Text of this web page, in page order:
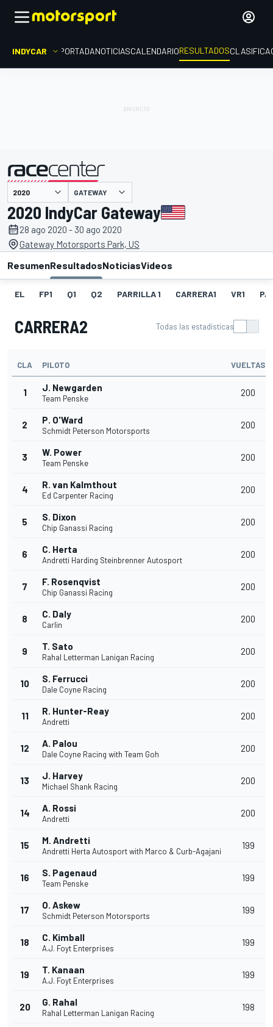
INDYCAR PORTADANOTICIASCALENDARIORESULTADOS
presentado por GATEWAY
2020 IndyCar Gateway
28 ago 2020 - 30 ago 2020
Gateway Motorsports Park, US
ResumenResultadosNoticiasVideos
EL FP1 Q1 Q2 PARRILLA 1 CARRERA1 VR1
CARRERA2 Todas las estadísticas
CLA PILOTO VUELTAS
1 J. Newgarden
Team Penske
200
2 P. O'Ward
Schmidt Peterson Motorsports
200
3 W. Power
Team Penske
200
4 R. van Kalmthout
Ed Carpenter Racing
200
5 S. Dixon
Chip Ganassi Racing
200
6 C. Herta
Andretti Harding Steinbrenner Autosport
200
7 F. Rosenqvist
Chip Ganassi Racing
200
8 C. Daly
Carlin
200
9 T. Sato
Rahal Letterman Lanigan Racing
200
10 S. Ferrucci
Dale Coyne Racing
200
11 R. Hunter-Reay
Andretti
200
12 A. Palou
Dale Coyne Racing with Team Goh
200
13 J. Harvey
Michael Shank Racing
200
14 A. Rossi
Andretti
200
15 M. Andretti
Andretti Herta Autosport with Marco & Curb-Agajani
199
16 S. Pagenaud
Team Penske
199
17 O. Askew
Schmidt Peterson Motorsports
199
18 C. Kimball
A.J. Foyt Enterprises
199
19 T. Kanaan
A.J. Foyt Enterprises
199
20 G. Rahal
Rahal Letterman Lanigan Racing
198